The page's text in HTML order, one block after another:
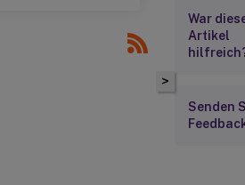
>
War
Artikel
Senden